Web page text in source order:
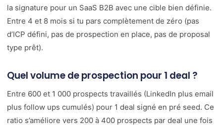
la signature pour un SaaS B2B avec une cible bien définie.
Entre 4 et 8 mois si tu pars complètement de zéro (pas
d’ICP défini, pas de prospection en place, pas de proposal
type prêt).
Quel volume de prospection pour 1 deal ?
Entre 600 et 1 000 prospects travaillés (LinkedIn plus email
plus follow ups cumulés) pour 1 deal signé en pré seed. Ce
ratio s’améliore vers 200 à 400 prospects par deal une fois